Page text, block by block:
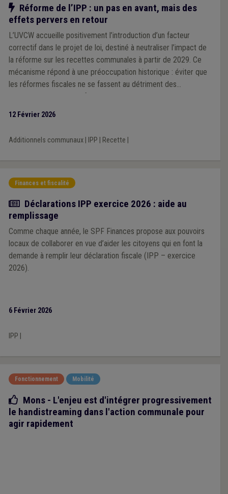
Notre action
Réforme de l’IPP : un pas en avant, mais des
effets pervers en retour
L’UVCW accueille positivement l’introduction d’un facteur
correctif dans le projet de loi, destiné à neutraliser l’impact de
la réforme sur les recettes communales à partir de 2029. Ce
mécanisme répond à une préoccupation historique : éviter que
les réformes fiscales ne se fassent au détriment des
communes, comme ce fut le cas par le passé. Cependant,
12 Février 2026
Additionnels communaux| IPP Recette
Finances et fiscalité
Actualité
Déclarations IPP exercice 2026 : aide au
remplissage
Comme chaque année, le SPF Finances propose aux pouvoirs
locaux de collaborer en vue d’aider les citoyens qui en font la
demande à remplir leur déclaration fiscale (IPP – exercice
2026).
6 Février 2026
IPP
Fonctionnement Mobilité
Bonne pratique
Mons - L'enjeu est d'intégrer progressivement
le handistreaming dans l'action communale pour
agir rapidement